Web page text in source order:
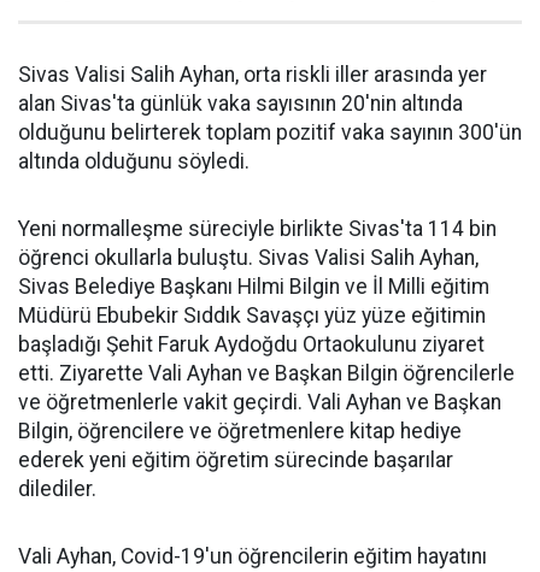
Sivas Valisi Salih Ayhan, orta riskli iller arasında yer
alan Sivas'ta günlük vaka sayısının 20'nin altında
olduğunu belirterek toplam pozitif vaka sayının 300'ün
altında olduğunu söyledi.
Yeni normalleşme süreciyle birlikte Sivas'ta 114 bin
öğrenci okullarla buluştu. Sivas Valisi Salih Ayhan,
Sivas Belediye Başkanı Hilmi Bilgin ve İl Milli eğitim
Müdürü Ebubekir Sıddık Savaşçı yüz yüze eğitimin
başladığı Şehit Faruk Aydoğdu Ortaokulunu ziyaret
etti. Ziyarette Vali Ayhan ve Başkan Bilgin öğrencilerle
ve öğretmenlerle vakit geçirdi. Vali Ayhan ve Başkan
Bilgin, öğrencilere ve öğretmenlere kitap hediye
ederek yeni eğitim öğretim sürecinde başarılar
dilediler.
Vali Ayhan, Covid-19'un öğrencilerin eğitim hayatını